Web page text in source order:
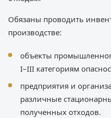
Обязаны проводить
производстве:
объекты
I–III категориям
предприятия и
различные
полученных отходов.